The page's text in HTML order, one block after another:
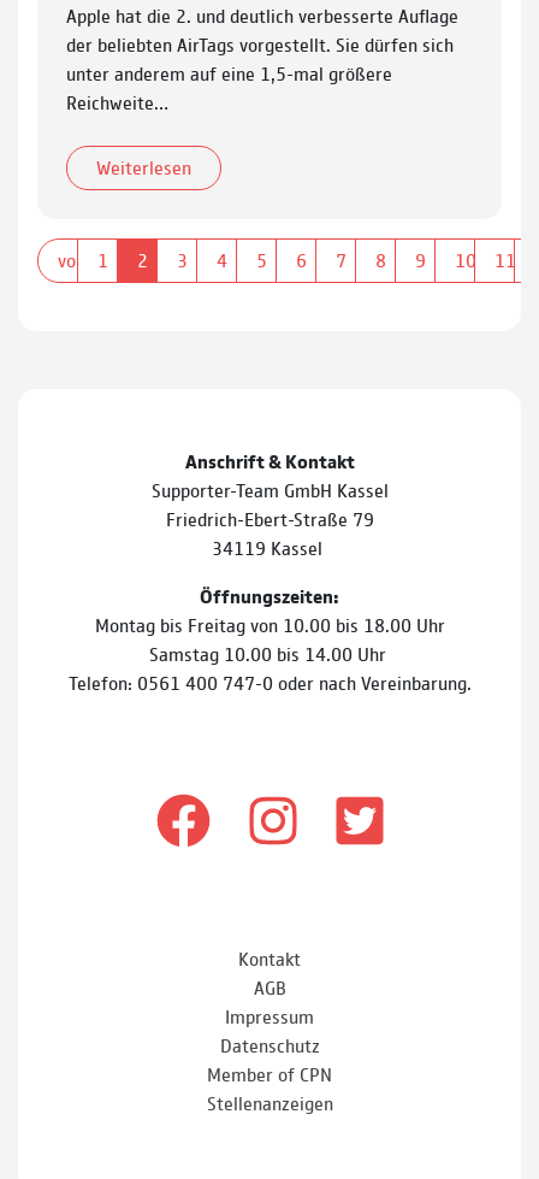
Apple hat die 2. und deutlich verbesserte Auflage
der beliebten AirTags vorgestellt. Sie dürfen sich
unter anderem auf eine 1,5-mal größere
Reichweite…
Weiterlesen
vorherige
1 2 3 4 5 6 7 8 9 10 11
Anschrift & Kontakt
Supporter-Team GmbH Kassel
Friedrich-Ebert-Straße 79
34119 Kassel
Öffnungszeiten:
Montag bis Freitag von 10.00 bis 18.00 Uhr
Samstag 10.00 bis 14.00 Uhr
Telefon: 0561 400 747-0 oder nach Vereinbarung.
Kontakt
AGB
Impressum
Datenschutz
Member of CPN
Stellenanzeigen